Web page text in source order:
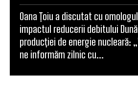
Oana Țoiu a discutat cu
impactul reducerii debitului
producției de energie nucleară:
ne informăm zilnic cu...